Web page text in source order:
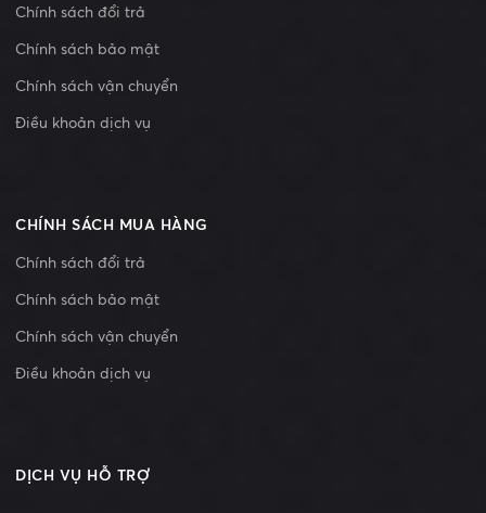
Chính sách đổi trả
Chính sách bảo mật
Chính sách vận chuyển
Điều khoản dịch vụ
CHÍNH SÁCH MUA HÀNG
Chính sách đổi trả
Chính sách bảo mật
Chính sách vận chuyển
Điều khoản dịch vụ
DỊCH VỤ HỖ TRỢ